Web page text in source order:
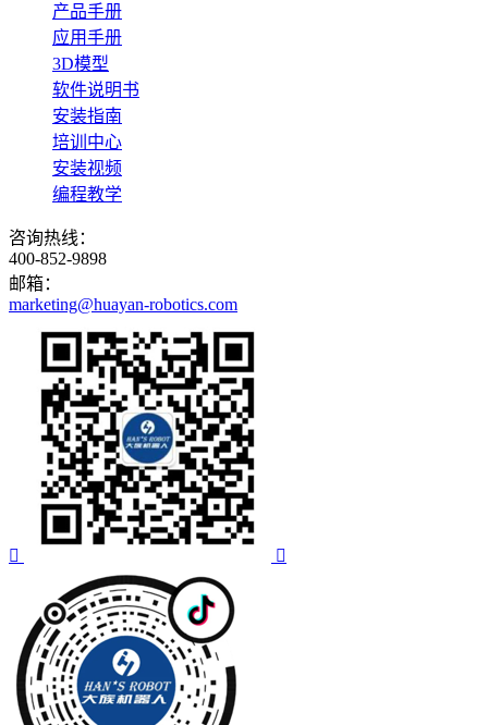
产品手册
应用手册
3D模型
软件说明书
安装指南
培训中心
安装视频
编程教学
咨询热线：
400-852-9898
邮箱：
marketing@huayan-robotics.com